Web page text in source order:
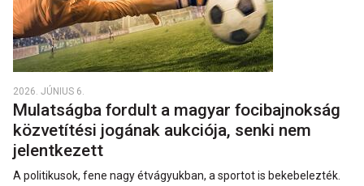
2026. JÚNIUS 6.
Mulatságba fordult a magyar focibajnokság
közvetítési jogának aukciója, senki nem
jelentkezett
A politikusok, fene nagy étvágyukban, a sportot is bekebelezték.